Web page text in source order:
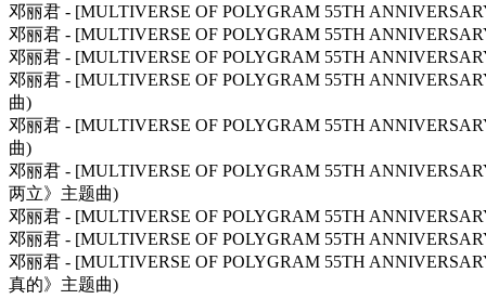
邓丽君 - [MULTIVERSE OF POLYGRAM 55TH
邓丽君 - [MULTIVERSE OF POLYGRAM 55TH
邓丽君 - [MULTIVERSE OF POLYGRAM 55TH
邓丽君 - [MULTIVERSE OF POLYGRAM 55TH
曲)
邓丽君 - [MULTIVERSE OF POLYGRAM 55TH
曲)
邓丽君 - [MULTIVERSE OF POLYGRAM 55TH
两立》主题曲)
邓丽君 - [MULTIVERSE OF POLYGRAM 55TH
邓丽君 - [MULTIVERSE OF POLYGRAM 55TH
邓丽君 - [MULTIVERSE OF POLYGRAM 55TH
真的》主题曲)